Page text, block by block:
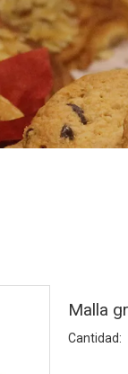
Malla
Cantidad: